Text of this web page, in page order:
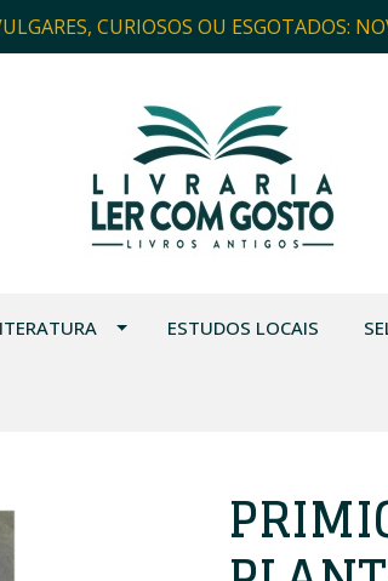
CURIOSOS OU ESGOTADOS:
ESTUDOS LOCAIS